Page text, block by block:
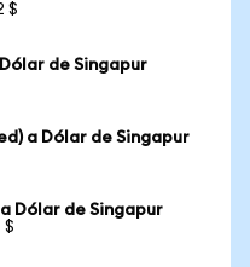
$
de Singapur
a Dólar de Singapur
Dólar de Singapur
$